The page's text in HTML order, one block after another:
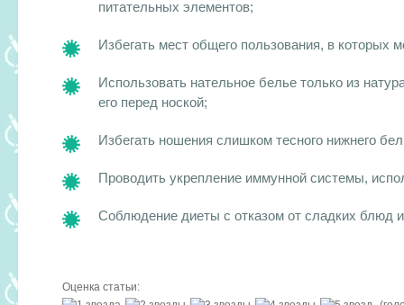
питательных элементов;
Избегать мест общего пользования, в которых
Использовать нательное белье только из
его перед ноской;
Избегать ношения слишком тесного нижнего
Проводить укрепление иммунной системы,
Соблюдение диеты с отказом от сладких блюд
Оценка статьи: